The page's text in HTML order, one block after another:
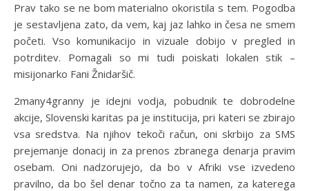
Prav tako se ne bom materialno okoristila s tem. Pogodba
je sestavljena zato, da vem, kaj jaz lahko in česa ne smem
početi. Vso komunikacijo in vizuale dobijo v pregled in
potrditev. Pomagali so mi tudi poiskati lokalen stik –
misijonarko Fani Žnidaršič.
2many4granny je idejni vodja, pobudnik te dobrodelne
akcije, Slovenski karitas pa je institucija, pri kateri se zbirajo
vsa sredstva. Na njihov tekoči račun, oni skrbijo za SMS
prejemanje donacij in za prenos zbranega denarja pravim
osebam. Oni nadzorujejo, da bo v Afriki vse izvedeno
pravilno, da bo šel denar točno za ta namen, za katerega